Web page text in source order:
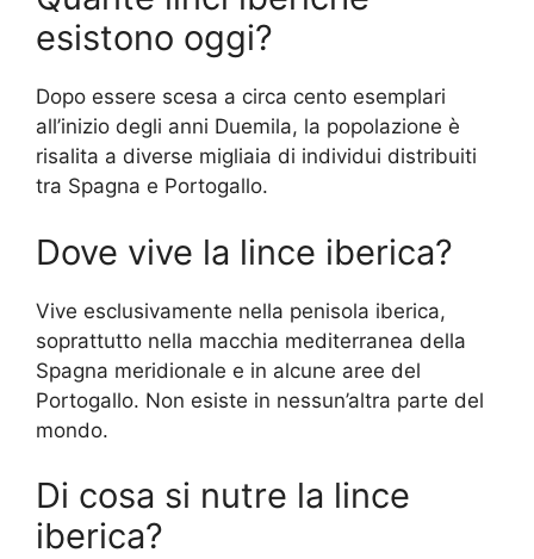
esistono oggi?
Dopo essere scesa a circa cento esemplari
all’inizio degli anni Duemila, la popolazione è
risalita a diverse migliaia di individui distribuiti
tra Spagna e Portogallo.
Dove vive la lince iberica?
Vive esclusivamente nella penisola iberica,
soprattutto nella macchia mediterranea della
Spagna meridionale e in alcune aree del
Portogallo. Non esiste in nessun’altra parte del
mondo.
Di cosa si nutre la lince
iberica?